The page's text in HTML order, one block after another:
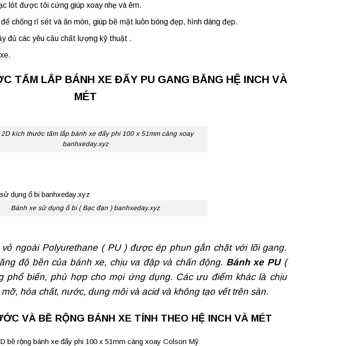
lót được tôi cứng giúp xoay nhẹ và êm.
chống rỉ sét và ăn mòn, giúp bề mặt luôn bóng đẹp, hình dáng đẹp.
đủ các yêu cầu chất lượng kỹ thuật .
TẤM LẮP BÁNH XE ĐẨY PU GANG BẰNG HỆ INCH VÀ
MÉT
2D kích thước tấm lắp bánh xe đẩy phi 100 x 51mm càng xoay
banhxeday.xyz
Bánh xe sử dụng ổ bi ( Bạc đạn ) banhxeday.xyz
ngoài Polyurethane ( PU ) được ép phun gắn chặt với lõi gang.
độ bền của bánh xe, chịu va đập và chấn động. Bánh xe PU(
phổ biến, phù hợp cho mọi ứng dụng. Các ưu điểm khác là chịu
hóa chất, nước, dung môi và acid và không tạo vết trên sàn.
VÀ BỀ RỘNG BÁNH XE TÍNH THEO HỆ INCH VÀ MÉT